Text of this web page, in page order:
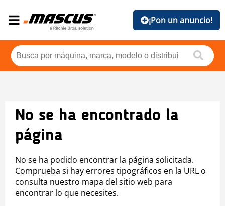
¡Pon un anuncio!
No se ha encontrado la
página
No se ha podido encontrar la página solicitada.
Comprueba si hay errores tipográficos en la URL o
consulta nuestro mapa del sitio web para
encontrar lo que necesites.